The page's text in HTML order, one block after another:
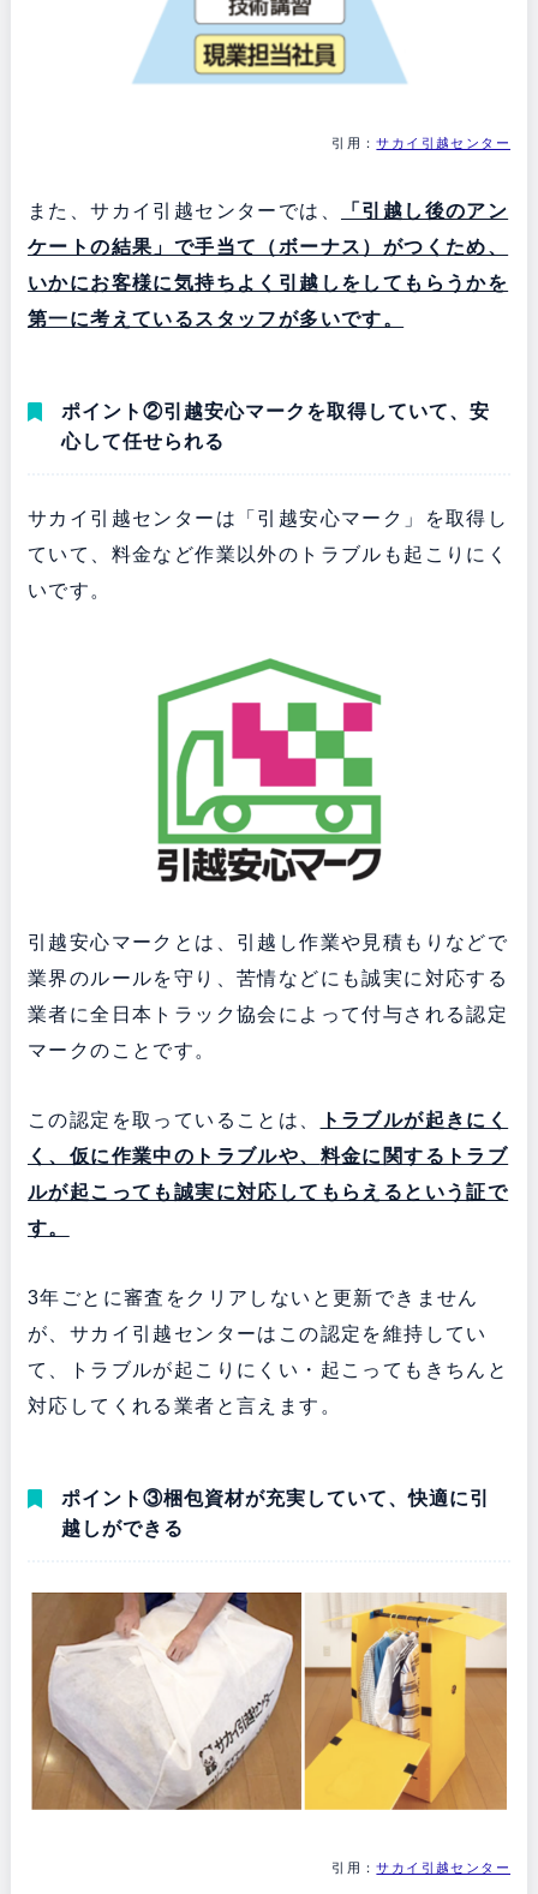
引用：サカイ引越センター
また、サカイ引越センターでは、
「引越し後のアン
ケートの結果」で手当て（ボーナス）がつくため、
いかにお客様に気持ちよく引越しをしてもらうかを
第一に考えているスタッフが多いです。
ポイント②引越安心マークを取得していて、安
心して任せられる
サカイ引越センターは「引越安心マーク」を取得し
ていて、料金など作業以外のトラブルも起こりにく
いです。
引越安心マークとは、引越し作業や見積もりなどで
業界のルールを守り、苦情などにも誠実に対応する
業者に全日本トラック協会によって付与される認定
マークのことです。
この認定を取っていることは、
トラブルが起きにく
く、仮に作業中のトラブルや、 料金に関するトラブ
ルが起こっても誠実に対応してもらえるという証で
す。
3年ごとに審査をクリアしないと更新できません
が、サカイ引越センターはこの認定を維持してい
て、トラブルが起こりにくい・起こってもきちんと
対応してくれる業者と言えます。
ポイント③梱包資材が充実していて、快適に引
越しができる
引用：サカイ引越センター